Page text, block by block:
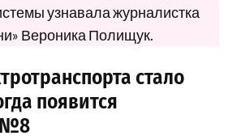
узнавала журналистка
Вероника Полищук.
стало
появится
№8